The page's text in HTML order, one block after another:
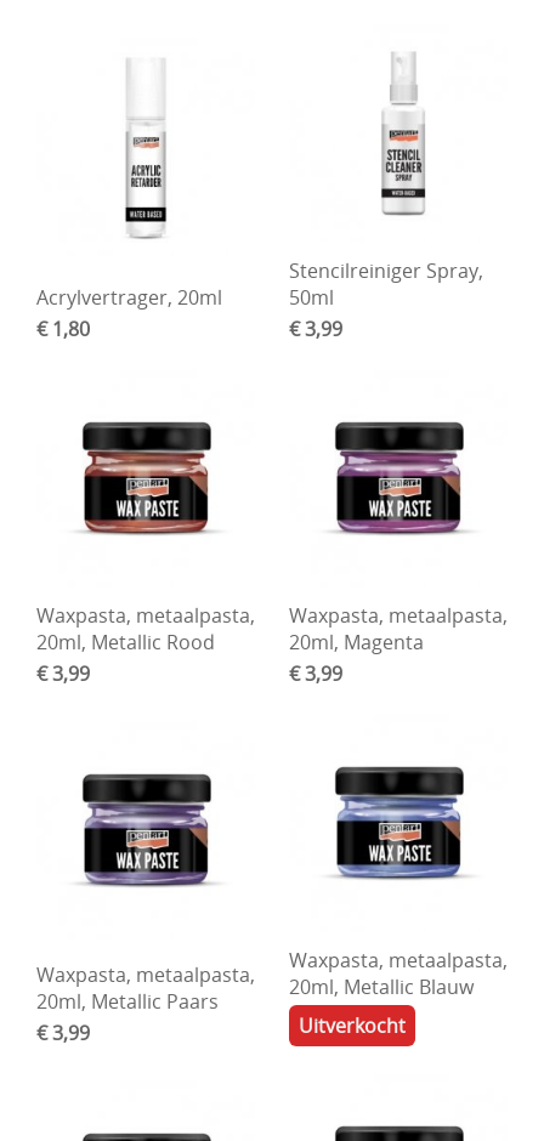
Voor de kids
Straffe Combo's!!
Acrylvertrager, 20ml
€ 1,80
Stencilreiniger Spray,
50ml
€ 3,99
Waxpasta, metaalpasta,
20ml, Metallic Rood
€ 3,99
Waxpasta, metaalpasta,
20ml, Magenta
€ 3,99
Waxpasta, metaalpasta,
20ml, Metallic Paars
€ 3,99
Waxpasta, metaalpasta,
20ml, Metallic Blauw
Uitverkocht